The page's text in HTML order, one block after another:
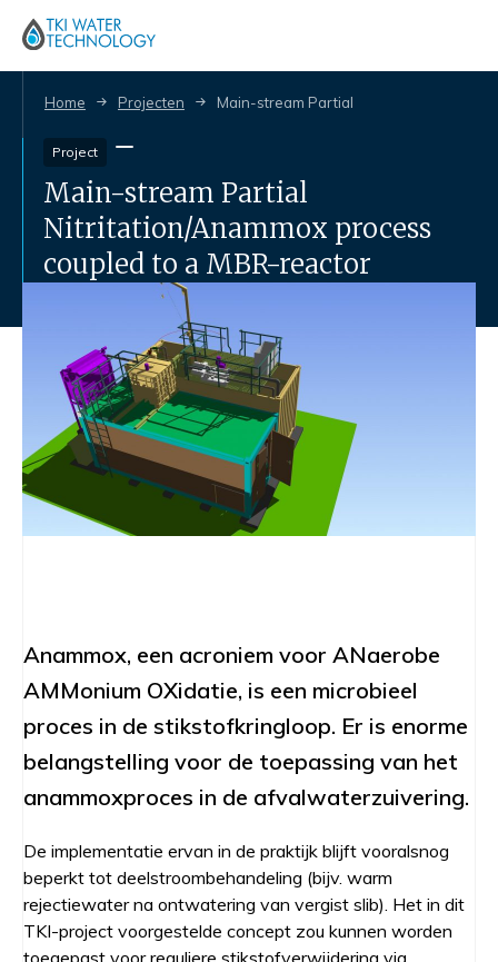
Home Projecten Main-stream Partial Nitritation/
Project
Main-stream Partial
Nitritation/Anammox process
coupled to a MBR-reactor
Anammox, een acroniem voor ANaerobe
AMMonium OXidatie, is een microbieel
proces in de stikstofkringloop. Er is enorme
belangstelling voor de toepassing van het
anammoxproces in de afvalwaterzuivering.
De implementatie ervan in de praktijk blijft vooralsnog
beperkt tot deelstroombehandeling (bijv. warm
rejectiewater na ontwatering van vergist slib). Het in dit
TKI-project voorgestelde concept zou kunnen worden
toegepast voor reguliere stikstofverwijdering via